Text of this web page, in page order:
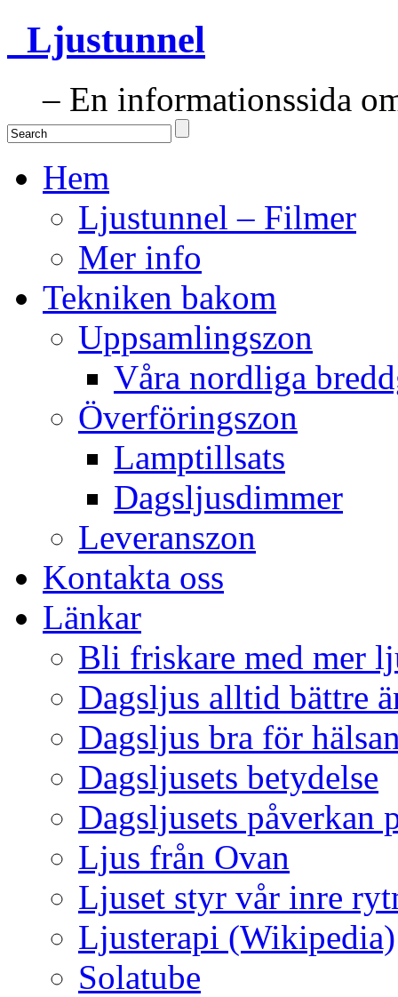
Ljustunnel
– En informationssida
Hem
Ljustunnel – Filmer
Mer info
Tekniken bakom
Uppsamlingszon
Våra nordliga
Överföringszon
Lamptillsats
Dagsljusdimmer
Leveranszon
Kontakta oss
Länkar
Bli friskare med mer
Dagsljus alltid bättre
Dagsljus bra för
Dagsljusets betydelse
Dagsljusets påverkan
Ljus från Ovan
Ljuset styr vår inre
Ljusterapi (Wikipedia)
Solatube